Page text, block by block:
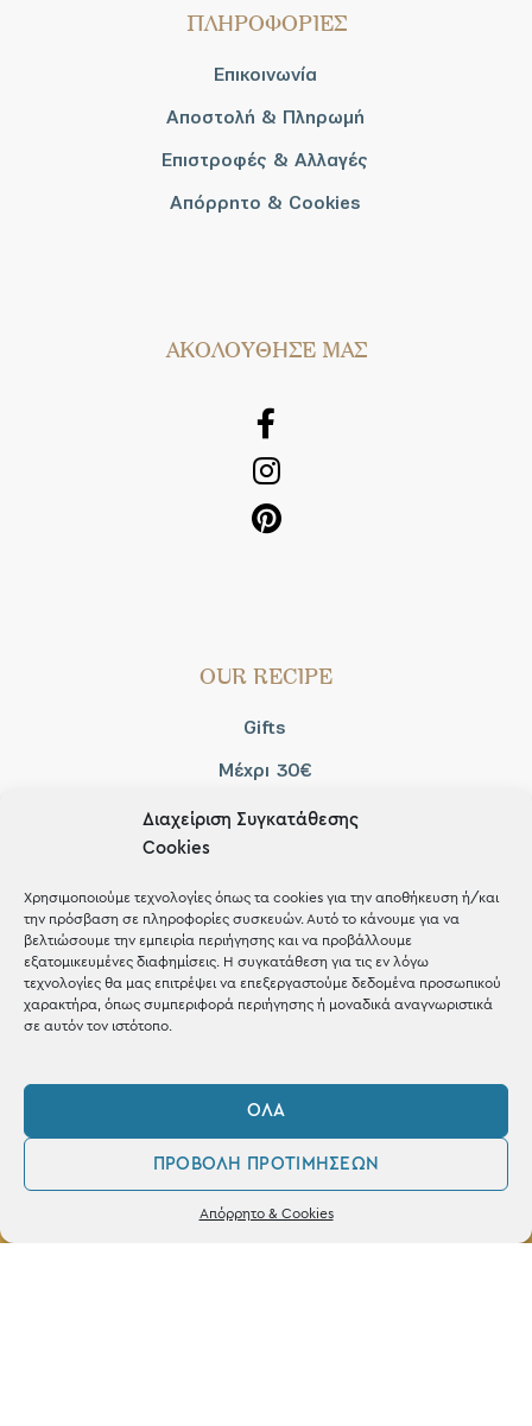
Διαχείριση Συγκατάθεσης
Cookies
Χρησιμοποιούμε τεχνολογίες όπως τα cookies για την αποθήκευση ή/και
την πρόσβαση σε πληροφορίες συσκευών. Αυτό το κάνουμε για να
βελτιώσουμε την εμπειρία περιήγησης και να προβάλλουμε
εξατομικευμένες διαφημίσεις. Η συγκατάθεση για τις εν λόγω
τεχνολογίες θα μας επιτρέψει να επεξεργαστούμε δεδομένα προσωπικού
χαρακτήρα, όπως συμπεριφορά περιήγησης ή μοναδικά αναγνωριστικά
σε αυτόν τον ιστότοπο.
ΌΛΑ
ΠΡΟΒΟΛΉ ΠΡΟΤΙΜΉΣΕΩΝ
Απόρρητο & Cookies
Δεν βρέθηκε κανένα προϊόν που να
ταιριάζει με την επιλογή σας.
ΠΛΗΡΟΦΟΡΙΕΣ
Επικοινωνία
Αποστολή & Πληρωμή
Επιστροφές & Αλλαγές
Απόρρητο & Cookies
AΚΟΛΟΥΘΗΣΕ ΜΑΣ
OUR RECIPE
Gifts
Μέχρι 30€
Blog
Shop the look
ΚΑΤΑΣΤΗΜΑ
2421 217300
Δευ / Τετ / Σαβ: 09:00 - 15:00
Φίλτρα
0